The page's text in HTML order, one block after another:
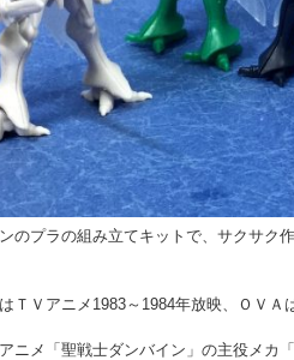
のプラの組み立てキットで、サクサク作
ＴＶアニメ1983～1984年放映、ＯＶＡ
ニメ「聖戦士ダンバイン」の主役メカ